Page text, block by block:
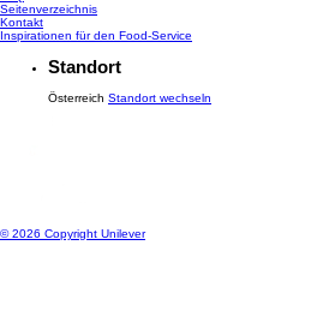
Barrierefreiheit
Cookie Informationen
FAQ
Kontakt